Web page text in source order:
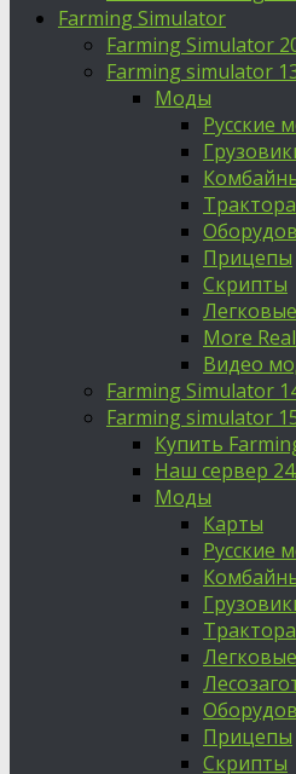
Farming Simulator
Farming Simulator
Farming simulator
Моды
Русские
Трактора
Прицепы
Скрипты
More
Видео
Farming Simulator
Farming simulator
Купить
Наш сервер
Моды
Карты
Русские
Трактора
Прицепы
Скрипты